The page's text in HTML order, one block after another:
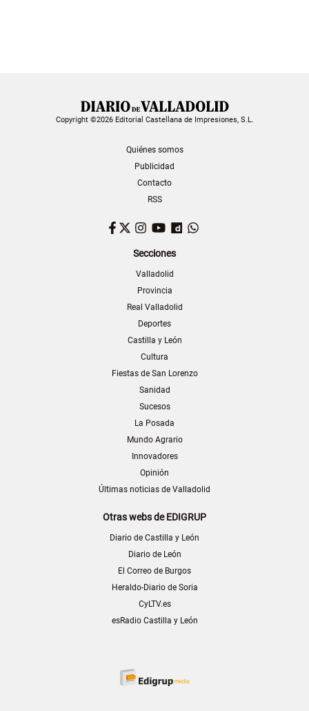
Copyright ©2026 Editorial Castellana de Impresiones, S.L.
Quiénes somos
Publicidad
Contacto
RSS
Facebook
TwitterInstagram
YouTubeDailymotion
Secciones
Valladolid
Provincia
Real Valladolid
Deportes
Castilla y León
Cultura
Fiestas de San Lorenzo
Sanidad
Sucesos
La Posada
Mundo Agrario
Innovadores
Opinión
Últimas noticias de Valladolid
Otras webs de EDIGRUP
Diario de Castilla y León
Diario de León
El Correo de Burgos
Heraldo-Diario de Soria
CyLTV.es
esRadio Castilla y León